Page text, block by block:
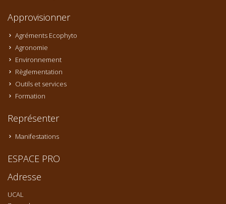
Approvisionner
Agréments Ecophyto
Agronomie
Environnement
Règlementation
Outils et services
Formation
Représenter
Manifestations
ESPACE PRO
Adresse
UCAL